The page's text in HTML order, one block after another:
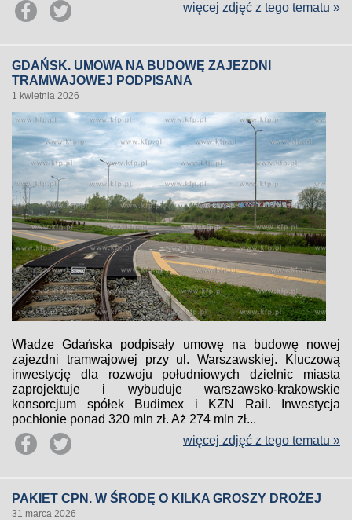
więcej zdjęć z tego tematu »
GDAŃSK. UMOWA NA BUDOWĘ ZAJEZDNI
TRAMWAJOWEJ PODPISANA
1 kwietnia 2026
Władze Gdańska podpisały umowę na budowę nowej
zajezdni tramwajowej przy ul. Warszawskiej. Kluczową
inwestycję dla rozwoju południowych dzielnic miasta
zaprojektuje i wybuduje warszawsko-krakowskie
konsorcjum spółek Budimex i KZN Rail. Inwestycja
pochłonie ponad 320 mln zł. Aż 274 mln zł...
więcej zdjęć z tego tematu »
PAKIET CPN. W ŚRODĘ O KILKA GROSZY DROŻEJ
31 marca 2026